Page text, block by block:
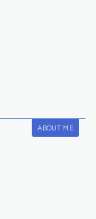
ABOUT ME